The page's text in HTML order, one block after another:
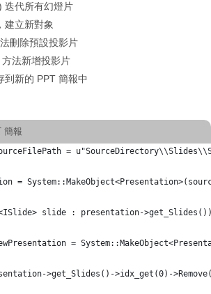
迭代所有幻燈片
建立新對象
刪除預設投影片
法新增投影片
到新的 PPT 簡報中
簡報
=
=
slide : presentation-
=
>get_Slides()->idx_get(0)-